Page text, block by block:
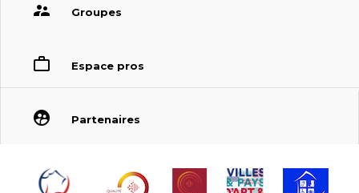
Groupes
Espace pros
Partenaires